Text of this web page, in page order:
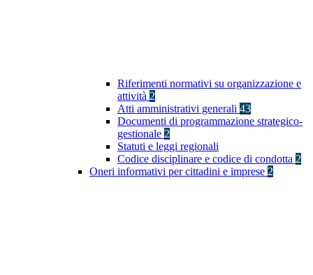
Riferimenti normativi su organizzazione e
attività 2
Atti amministrativi generali 43
Documenti di programmazione strategico-
gestionale 2
Statuti e leggi regionali
Codice disciplinare e codice di condotta 2
Oneri informativi per cittadini e imprese 2